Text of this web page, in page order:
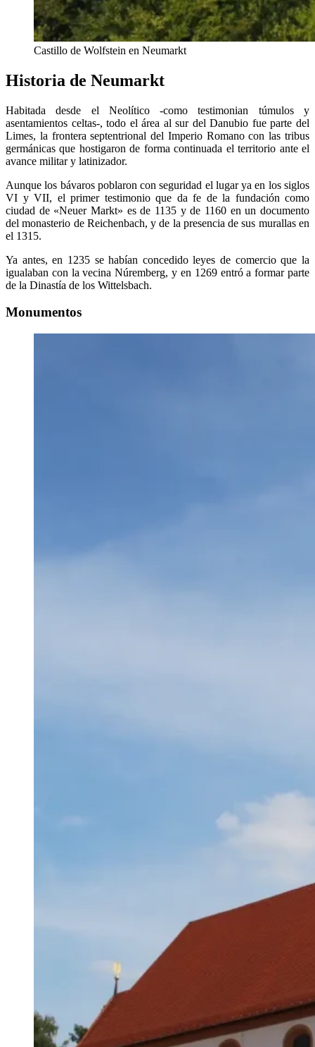
Castillo de Wolfstein en Neumarkt
Historia de Neumarkt
Habitada desde el Neolítico -como testimonian túmulos y
asentamientos celtas-, todo el área al sur del Danubio fue parte del
Limes, la frontera septentrional del Imperio Romano con las tribus
germánicas que hostigaron de forma continuada el territorio ante el
avance militar y latinizador.
Aunque los bávaros poblaron con seguridad el lugar ya en los siglos
VI y VII, el primer testimonio que da fe de la fundación como
ciudad de «Neuer Markt» es de 1135 y de 1160 en un documento
del monasterio de Reichenbach, y de la presencia de sus murallas en
el 1315.
Ya antes, en 1235 se habían concedido leyes de comercio que la
igualaban con la vecina Núremberg, y en 1269 entró a formar parte
de la Dinastía de los Wittelsbach.
Monumentos